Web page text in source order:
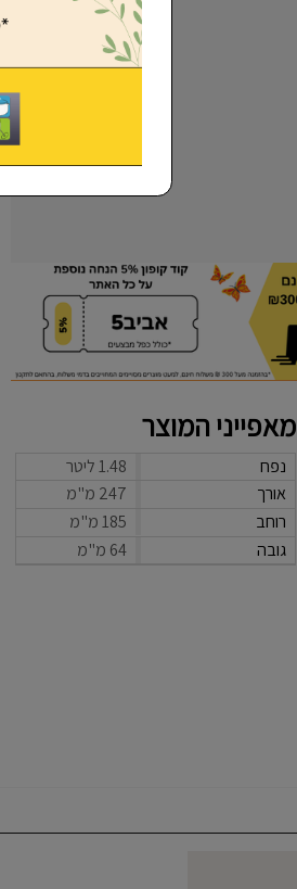
מאפייני המוצר
נפח
1.48 ליטר
אורך
247 מ"מ
רוחב
185 מ"מ
גובה
64 מ"מ